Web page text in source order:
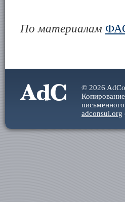
По материалам
© 2026
adconsul.org